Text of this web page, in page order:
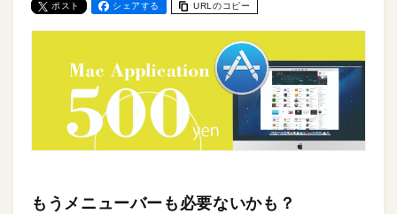
ポスト シェアする URLのコピー
もうメニューバーも必要ないかも？